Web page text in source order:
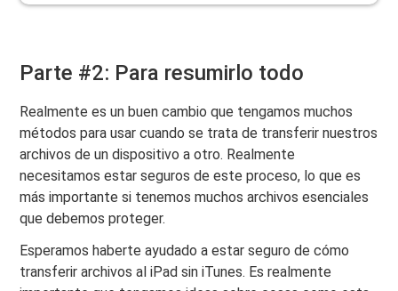
Parte #2: Para resumirlo todo
Realmente es un buen cambio que tengamos muchos
métodos para usar cuando se trata de transferir nuestros
archivos de un dispositivo a otro. Realmente
necesitamos estar seguros de este proceso, lo que es
más importante si tenemos muchos archivos esenciales
que debemos proteger.
Esperamos haberte ayudado a estar seguro de cómo
transferir archivos al iPad sin iTunes. Es realmente